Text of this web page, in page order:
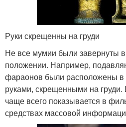
Руки скрещенны на груди
Не все мумии были завернуты
положении. Например,
фараонов были расположены
руками, скрещенными на
чаще всего показывается в
средствах массовой